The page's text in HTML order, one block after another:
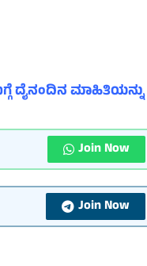
ದೈನಂದಿನ ಮಾಹಿತಿಯನ್ನು
Join Now
Join Now